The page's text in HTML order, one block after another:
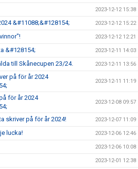
2023-12-12 15:38
&#11088;&#128154; 2023-12-12 15:22
2023-12-12 12:21
&#128154; 2023-12-11 14:03
till Skånecupen 23/24. 2023-12-11 13:56
på för år 2024
2023-12-11 11:19
för år 2024
2023-12-08 09:57
skriver på för år 2024! 2023-12-07 11:09
lucka! 2023-12-06 12:46
2023-12-06 10:08
2023-12-01 12:38